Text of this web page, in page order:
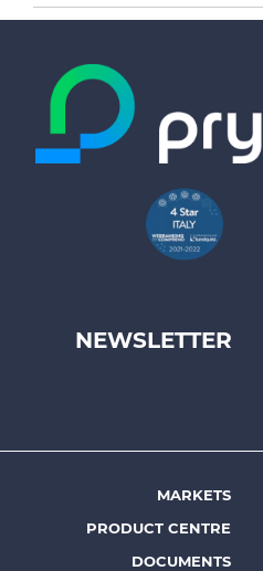
Footer
Prysmian
NEWSLETTER
Footer
menu
MARKETS
PRODUCT CENTRE
DOCUMENTS